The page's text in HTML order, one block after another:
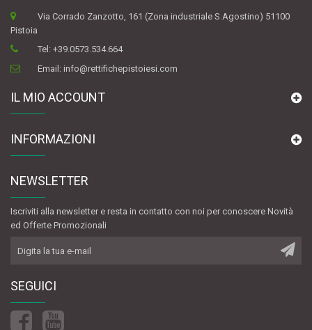
Via Corrado Zanzotto, 161 (Zona industriale S.Agostino) 51100
Pistoia
Tel:+39.0573.534.664
Email:info@rettifichepistoiesi.com
IL MIO ACCOUNT
INFORMAZIONI
NEWSLETTER
Iscriviti alla newsletter e resta in contatto con noi per conoscere Novità
ed Offerte Promozionali
SEGUICI